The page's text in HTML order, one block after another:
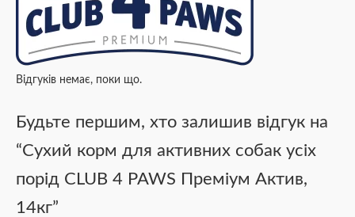
Відгуків немає, поки що.
Будьте першим, хто залишив відгук на
“Сухий корм для активних собак усіх
порід CLUB 4 PAWS Преміум Актив,
14кг”